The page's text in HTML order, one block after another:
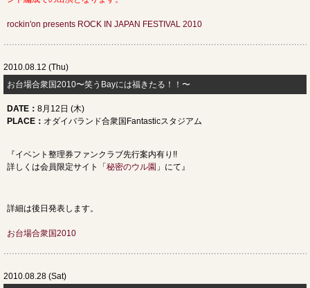
rockin'on presents ROCK IN JAPAN FESTIVAL 2010
2010.08.12 (Thu)
お台場合衆国2010〜笑うBayには福きたる！！〜
DATE ： 8月12日 (木)
PLACE ： オダイバランド合衆国Fantasticスタジアム
『イベント整理券ファンクラブ先行案内有り!!
詳しくは会員限定サイト「 秘密のウル園 」にて』
詳細は後日発表します。
お台場合衆国2010
2010.08.28 (Sat)